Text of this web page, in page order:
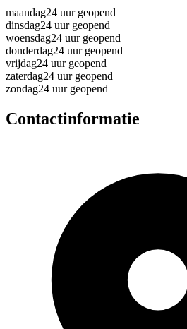
maandag24 uur geopend
dinsdag24 uur geopend
woensdag24 uur geopend
donderdag24 uur geopend
vrijdag24 uur geopend
zaterdag24 uur geopend
zondag24 uur geopend
Contactinformatie